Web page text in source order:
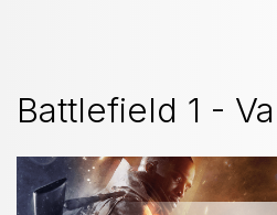
Battlefield 1 -